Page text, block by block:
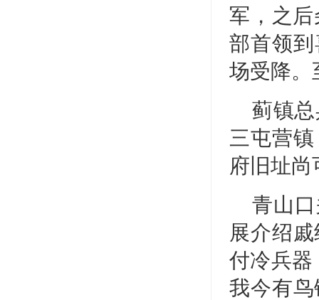
军，之
部首领
场受降。
蓟镇
三屯营
府旧址
青山
展介绍
付冷兵器
我今有